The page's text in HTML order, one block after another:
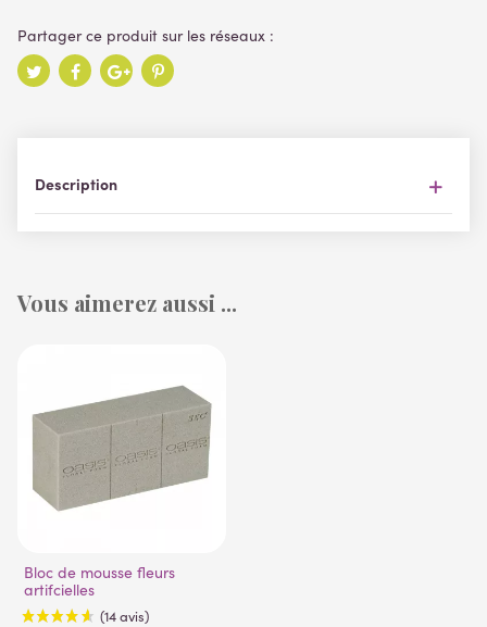
Description
Vous aimerez aussi ...
Bloc de mousse fleurs
artifcielles